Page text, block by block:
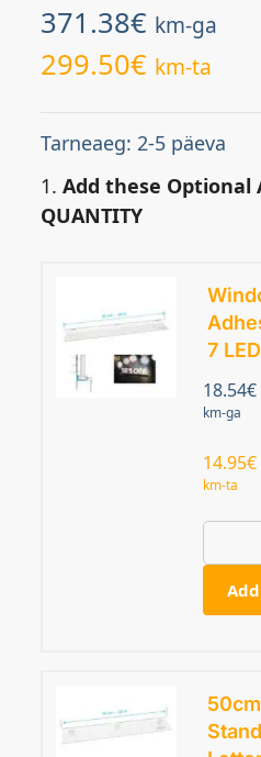
371.38€ km-ga
299.50€ km-ta
Tarneaeg: 2-5 päeva
1.Add these Optional
QUANTITY
7
18.54€
km-ga
14.95€
km-ta
Add